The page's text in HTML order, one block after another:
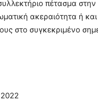
πέτασμα
ακεραιότητα ή
στο συγκεκριμένο